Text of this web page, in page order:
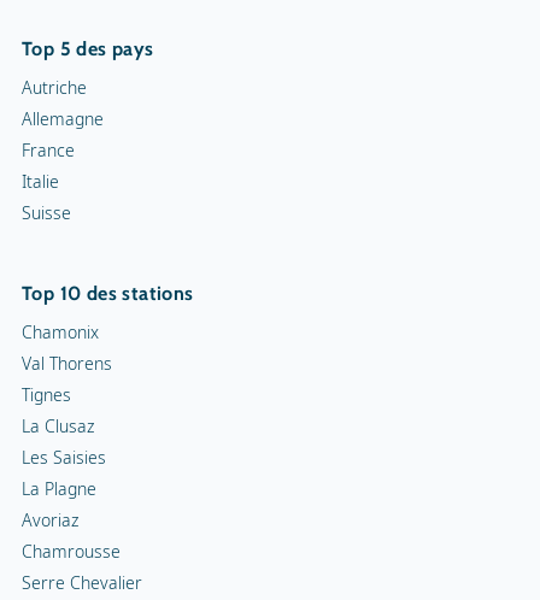
Snowrafting
Traîneau à chiens
Motoneiges
Top 5 des pays
Autriche
Allemagne
France
Italie
Suisse
Top 10 des stations
Chamonix
Val Thorens
Tignes
La Clusaz
Les Saisies
La Plagne
Avoriaz
Chamrousse
Serre Chevalier